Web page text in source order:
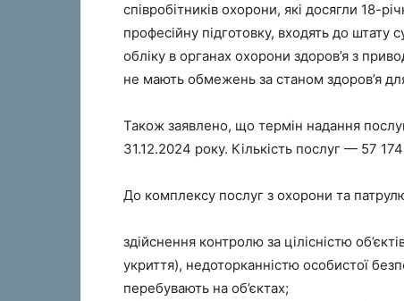
співробітників охорони, які досягли 18-
професійну підготовку, входять до штату
обліку в органах охорони здоров’я з
не мають обмежень за станом здоров’я
Також заявлено, що термін надання
31.12.2024 року. Кількість послуг — 57
До комплексу послуг з охорони та
здійснення контролю за цілісністю
укриття), недоторканністю особистої
перебувають на об’єктах;